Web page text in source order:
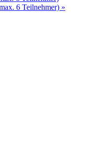
6 Teilnehmer) »